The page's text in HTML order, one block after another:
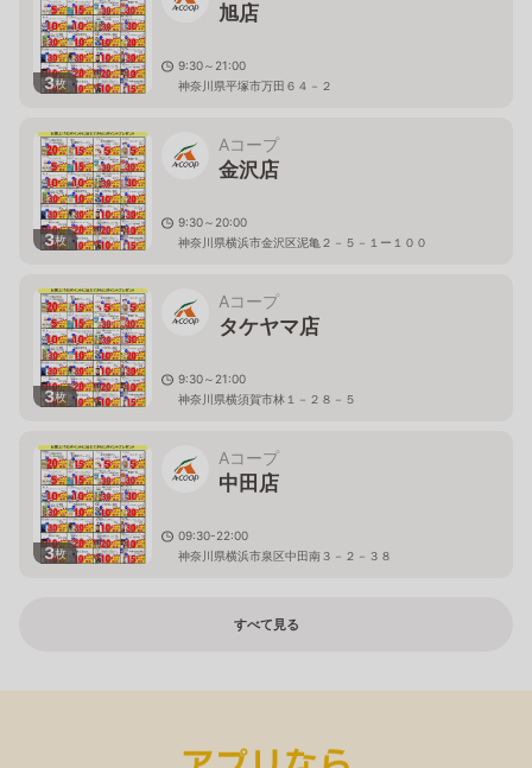
3枚
旭店
9:30～21:00
神奈川県平塚市万田６４－２
3枚
Aコープ
金沢店
9:30～20:00
神奈川県横浜市金沢区泥亀２－５－１ー１００
3枚
Aコープ
タケヤマ店
9:30～21:00
神奈川県横須賀市林１－２８－５
3枚
Aコープ
中田店
09:30-22:00
神奈川県横浜市泉区中田南３－２－３８
すべて見る